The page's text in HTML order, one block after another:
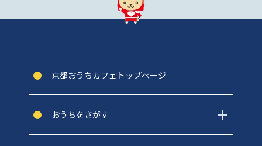
京都おうちカフェトップぺージ
おうちをさがす